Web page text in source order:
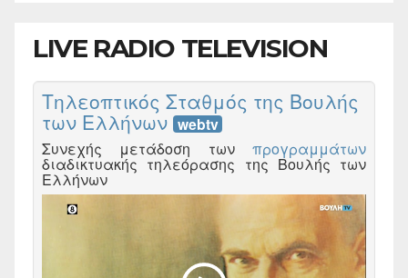
LIVE RADIO TELEVISION